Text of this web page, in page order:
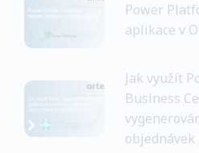
Power
aplikace v
Jak využít
Business
objednávek